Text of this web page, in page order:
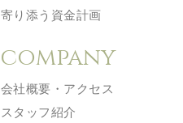
寄り添う資金計画
company
会社概要・アクセス
スタッフ紹介